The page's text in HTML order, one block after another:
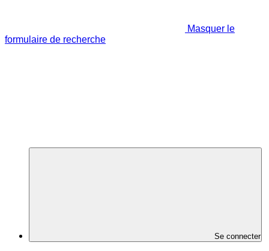
Masquer le
formulaire de recherche
Se connecter